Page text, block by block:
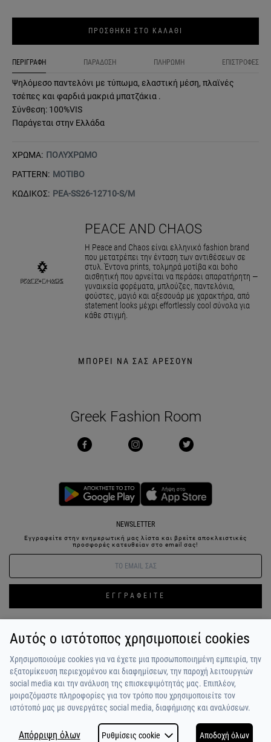
ΠΡΟΣΘΗΚΗ ΣΤΟ ΚΑΛΑΘΙ
ΠΕΡΙΓΡΑΦΗ ΠΑΡΑΔΟΣΗ ΠΛΗΡΩΜΗ ΕΠΙΣΤΡΟΦΕΣ
Ψηλόμεσο παντελόνι με τύπωμα, ελαστική μέση, πλαϊνές
τσέπες και φαρδιά μακριά μπατζάκια .
Σύνθεση: 100%VIS
Παράγεται στην Ελλάδα
ΧΡΩΜΑ: ΠΟΛΥΧΡΩΜΟ
PATTERN: ΜΟΤΙΒΟ
ΚΩΔΙΚΟΣ: PEA-SS26-12710-S/M
PEACE AND CHAOS
Η Peace and Chaos είναι ελληνικό fashion brand
που μετατρέπει την ένταση των αντιθέσεων σε
στυλ. Έντονα prints, τολμηρά μοτίβα και boho
αισθητική που αρνείται να περάσει απαρατήρητη —
γυναικεία φορέματα, μπλούζες, παντελόνια,
φούστες, μαγιό και αξεσουάρ με χαρακτήρα, από
statement looks μέχρι effortlessly cool σύνολα για
κάθε στιγμή.
ΜΠΟΡΕΙ ΝΑ ΣΑΣ ΑΡΕΣΟΥΝ
Greek Fashion Room
NEWSLETTER
Εγγραφείτε στην ενημερωτική μας λίστα και βρείτε αποκλειστικές
προσφορές κατευθείαν στο email σας!
ΕΓΓΡΑΦΕΙΤΕ
ΣΥΝΔΕΣΗ / ΕΓΓΡΑΦΗ ΑΓΑΠΗΜΕΝΑ ΕΠΙΚΟΙΝΩΝΙΑ
ΟΡΟΙ ΧΡΗΣΗΣ
ΠΟΙΟΙ ΕΙΜΑΣΤΕ
ΠΛΗΡΩΜΗ / ΑΠΟΣΤΟΛΗ
ΠΟΛΙΤΙΚΗ ΑΠΟΡΡΗΤΟΥ
Η ΟΜΑΔΑ
ΣΧΟΛΙΑ
ΠΕΛΑΤΩΝ
Αυτός ο ιστότοπος χρησιμοποιεί cookies
Χρησιμοποιούμε cookies για να έχετε μια προσωποποιημένη εμπειρία, την
εξατομίκευση περιεχομένου και διαφημίσεων, την παροχή λειτουργιών
social media και την ανάλυση της επισκεψιμότητάς μας. Επιπλέον,
μοιραζόμαστε πληροφορίες για τον τρόπο που χρησιμοποιείτε τον
ιστότοπό μας με συνεργάτες social media, διαφήμισης και αναλύσεων.
Απόρριψη όλων Ρυθμίσεις cookie Αποδοχή όλων